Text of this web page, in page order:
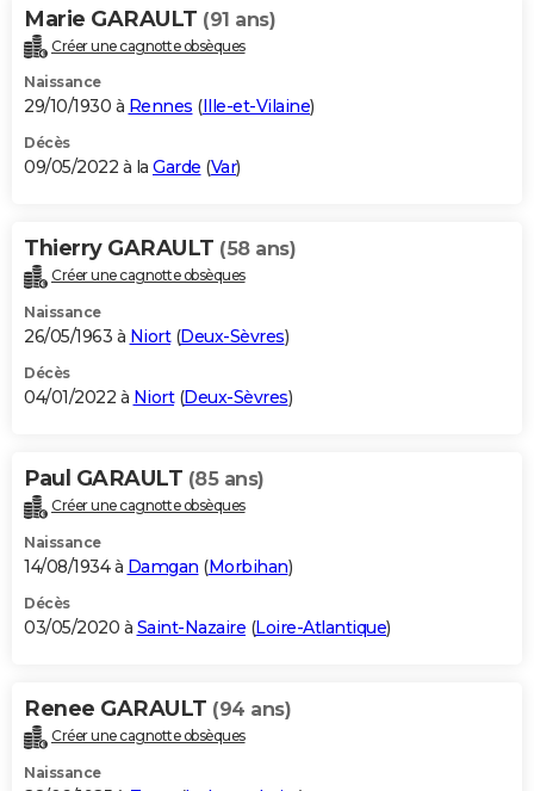
Marie GARAULT (91 ans)
Créer une cagnotte obsèques
Naissance
29/10/1930 à Rennes (Ille-et-Vilaine)
Décès
09/05/2022 à la Garde (Var)
Thierry GARAULT (58 ans)
Créer une cagnotte obsèques
Naissance
26/05/1963 à Niort(Deux-Sèvres)
Décès
04/01/2022 à Niort(Deux-Sèvres)
Paul GARAULT (85 ans)
Créer une cagnotte obsèques
Naissance
14/08/1934 à Damgan (Morbihan)
Décès
03/05/2020 à Saint-Nazaire (Loire-Atlantique)
Renee GARAULT (94 ans)
Créer une cagnotte obsèques
Naissance